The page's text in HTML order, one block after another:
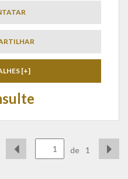
[+]
de 1